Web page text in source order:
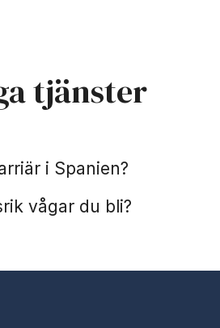
tjänster
i Spanien?
vågar du bli?